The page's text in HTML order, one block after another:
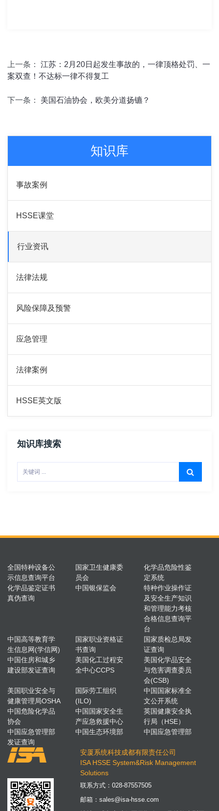
上一条： 江苏：2月20日起发生事故的，一律顶格处罚、一
案双查！不达标一律不得复工
下一条： 美国石油协会，欧美分道扬镳？
知识库
事故案例
HSSE课堂
行业资讯
法律法规
风险保障及预警
应急管理
法律案例
HSSE英文版
知识库搜索
全国特种设备公
示信息查询平台
国家卫生健康委
员会
化学品危险性鉴
定系统
化学品鉴定证书
真伪查询
中国银保监会
特种作业操作证
及安全生产知识
和管理能力考核
合格信息查询平
台
中国高等教育学
生信息网(学信网)
国家职业资格证
书查询
国家质检总局发
证查询
中国住房和城乡
建设部发证查询
美国化工过程安
全中心CCPS
美国化学品安全
与危害调查委员
会(CSB)
美国职业安全与
健康管理局OSHA
国际劳工组织
(ILO)
中国国家标准全
文公开系统
中国危险化学品
协会
中国国家安全生
产应急救援中心
英国健康安全执
行局（HSE）
中国应急管理部
发证查询
中国生态环境部 中国应急管理部
安厦系统科技成都有限责任公司
ISA HSSE System&Risk Management
Solutions
联系方式：028-87557505
邮箱：sales@isa-hsse.com